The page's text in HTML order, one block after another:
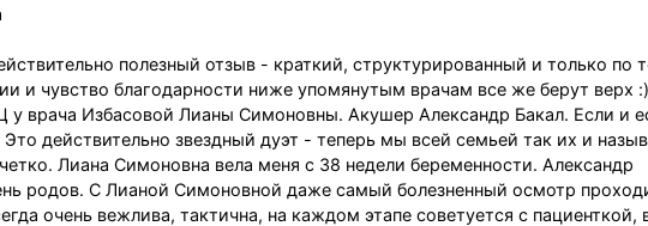
полезный отзыв - краткий, структурированный и только по
и чувство благодарности ниже упомянутым врачам все же берут верх :)
врача Избасовой Лианы Симоновны. Акушер Александр Бакал. Если и
действительно звездный дуэт - теперь мы всей семьей так их и
Лиана Симоновна вела меня с 38 недели беременности. Александр
родов. С Лианой Симоновной даже самый болезненный осмотр
очень вежлива, тактична, на каждом этапе советуется с пациенткой,